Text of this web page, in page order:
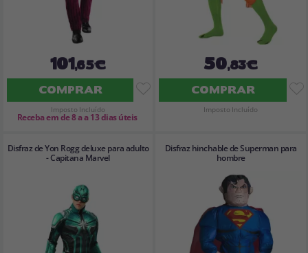
101,65€
COMPRAR
Imposto Incluído
Receba em de 8 a a 13 dias úteis
50,83€
COMPRAR
Imposto Incluído
Disfraz de Yon Rogg deluxe para adulto
- Capitana Marvel
Disfraz hinchable de Superman para
hombre